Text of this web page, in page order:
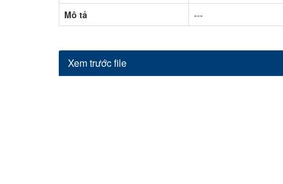
Mô tả
---
Xem trước file